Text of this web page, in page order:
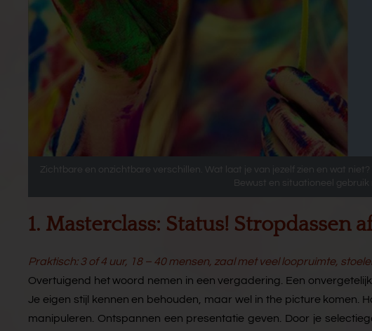
Zichtbare en onzichtbare verschillen. Wat laat je van jezelf zien en wat
Bewust en situationeel
1. Masterclass: Status! Stropdassen
Praktisch: 3 of 4 uur, 18 – 40 mensen, zaal met veel loopruimte,
Overtuigend het woord nemen in een vergadering. Een
Je eigen stijl kennen en behouden, maar wel in the picture komen.
manipuleren. Ontspannen een presentatie geven. Door je